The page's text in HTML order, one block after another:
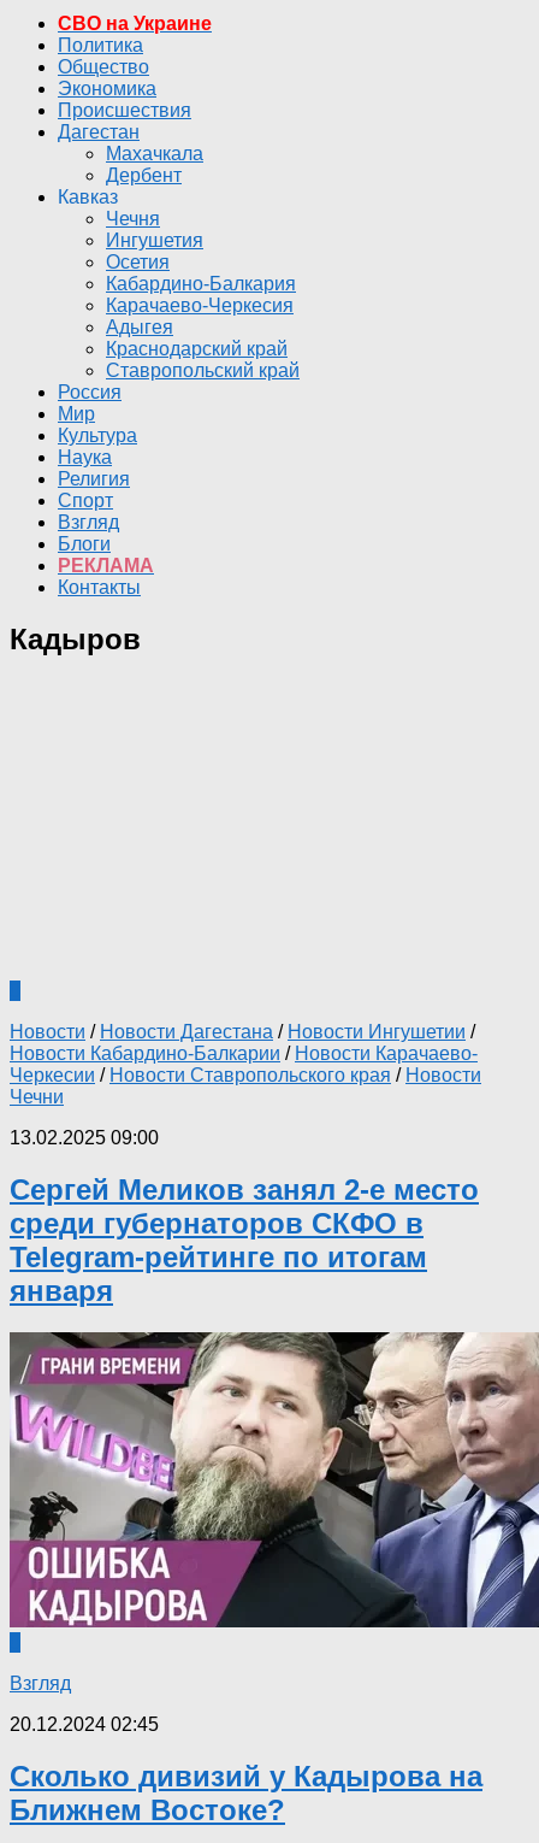
СВО на Украине
Политика
Общество
Экономика
Происшествия
Дагестан
Махачкала
Дербент
Кавказ
Чечня
Ингушетия
Осетия
Кабардино-Балкария
Карачаево-Черкесия
Адыгея
Краснодарский край
Ставропольский край
Россия
Мир
Культура
Наука
Религия
Спорт
Взгляд
Блоги
РЕКЛАМА
Контакты
Кадыров
Новости / Новости Дагестана / Новости Ингушетии /
Новости Кабардино-Балкарии / Новости Карачаево-
Черкесии / Новости Ставропольского края / Новости
Чечни
13.02.2025 09:00
Сергей Меликов занял 2-е место
среди губернаторов СКФО в
Telegram-рейтинге по итогам
января
Взгляд
20.12.2024 02:45
Сколько дивизий у Кадырова на
Ближнем Востоке?